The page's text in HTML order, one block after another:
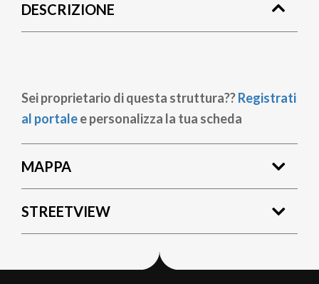
pane
DESCRIZIONE
Sei proprietario di questa struttura??Registrati
al portalee personalizza la tua scheda
MAPPA
STREETVIEW